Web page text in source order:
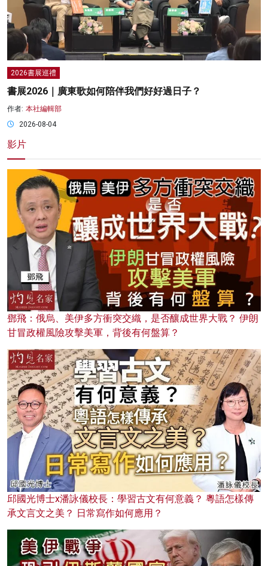
2026書展巡禮
書展2026｜廣東歌如何陪伴我們好好過日子？
作者: 本社編輯部
2026-08-04
影片
鄧飛：俄烏、美伊多方衝突交織，是否釀成世界大戰？ 伊朗
甘冒政權風險攻擊美軍，背後有何盤算？
邱國光博士x潘詠儀校長：學習古文有何意義？ 粵語怎樣傳
承文言文之美？ 日常寫作如何應用？